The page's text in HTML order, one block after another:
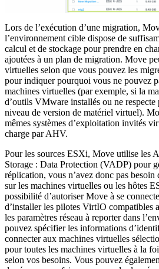
Lors de l’exécution d’une migration,
l’environnement cible dispose de
calcul et de stockage pour prendre en
ajoutées à un plan de migration. Move
virtuelles selon que vous pouvez les
pour indiquer pourquoi vous ne pouvez
machines virtuelles (par exemple, si la
d’outils VMware installés ou ne respecte
niveau de version de matériel virtuel).
mêmes systèmes d’exploitation invités
charge par AHV.
Pour les sources ESXi, Move utilise les
Storage : Data Protection (VADP) pour
réplication, vous n’avez donc pas besoin
sur les machines virtuelles ou les hôtes
possibilité d’autoriser Move à se
d’installer les pilotes VirtIO compatibles
les paramètres réseau à reporter dans
pouvez spécifier les informations
connecter aux machines virtuelles
pour toutes les machines virtuelles à la
selon vos besoins. Vous pouvez